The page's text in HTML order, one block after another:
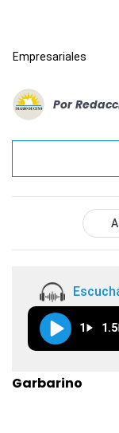
Empresariales
Por
1 1.5
Garbarino